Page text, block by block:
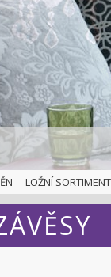
LOŽNÍ SORTIMENT